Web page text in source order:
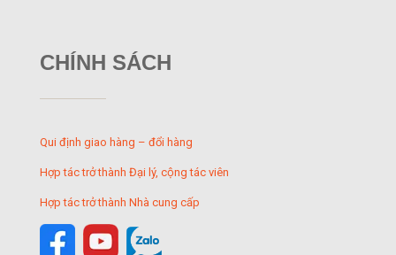
CHÍNH SÁCH
Qui định giao hàng – đổi hàng
Hợp tác trở thành Đại lý, cộng tác viên
Hợp tác trở thành Nhà cung cấp